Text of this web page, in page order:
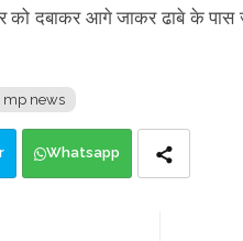
को दबाकर आगे जाकर ढाबे के
mp news
Whatsapp